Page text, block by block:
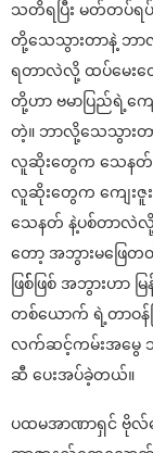
သတိရပြီး မတ်တပ်ရ
တို့သေသွားတာနဲ့ ဘ
ရတာလဲလို့ ထပ်မေးတ
တို့ဟာ ဗမာပြည်ရဲ့ကျ
တဲ့။ ဘာလို့သေသွား
လူဆိုးတွေက သေနတ်
လူဆိုးတွေက ကျေးဇူ
သေနတ် နဲ့ပစ်တာလဲ
တော့ အဘွားမဖြေတ
ဖြစ််ဖြစ် အဘွားဟာ မ
တစ်ယောက် ရဲ့တာဝန်
လက်ဆင့်ကမ်းအမွေ သူ့
ဆီ ပေးအပ်ခဲ့တယ်။
ပထမအာဏာရှင် ဗိုလ်န